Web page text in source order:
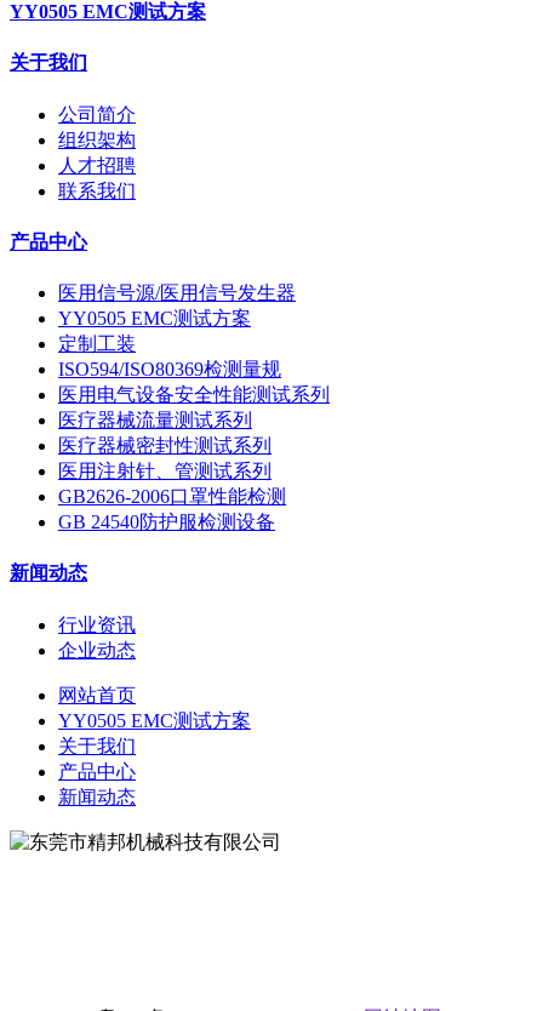
YY0505 EMC测试方案
关于我们
公司简介
组织架构
人才招聘
联系我们
产品中心
医用信号源/医用信号发生器
YY0505 EMC测试方案
定制工装
ISO594/ISO80369检测量规
医用电气设备安全性能测试系列
医疗器械流量测试系列
医疗器械密封性测试系列
医用注射针、管测试系列
GB2626-2006口罩性能检测
GB 24540防护服检测设备
新闻动态
行业资讯
企业动态
网站首页
YY0505 EMC测试方案
关于我们
产品中心
新闻动态